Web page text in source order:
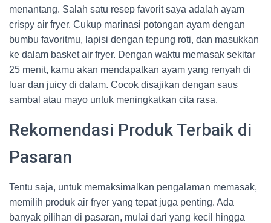
menantang. Salah satu resep favorit saya adalah ayam
crispy air fryer. Cukup marinasi potongan ayam dengan
bumbu favoritmu, lapisi dengan tepung roti, dan masukkan
ke dalam basket air fryer. Dengan waktu memasak sekitar
25 menit, kamu akan mendapatkan ayam yang renyah di
luar dan juicy di dalam. Cocok disajikan dengan saus
sambal atau mayo untuk meningkatkan cita rasa.
Rekomendasi Produk Terbaik di
Pasaran
Tentu saja, untuk memaksimalkan pengalaman memasak,
memilih produk air fryer yang tepat juga penting. Ada
banyak pilihan di pasaran, mulai dari yang kecil hingga